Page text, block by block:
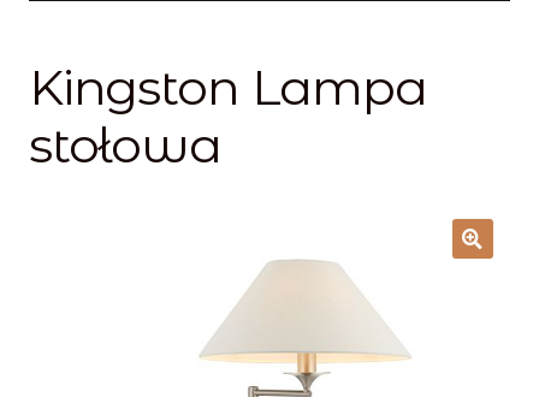
Koszyk
Odstąpienie od umowy
Kingston Lampa
stołowa